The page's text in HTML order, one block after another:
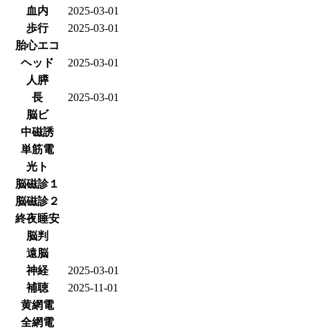
血内
2025-03-01
歩行
2025-03-01
胎心エコ
ヘッド
2025-03-01
人膵
長
2025-03-01
脳ビ
中磁誘
単筋電
光ト
脳磁診１
脳磁診２
終夜睡安
脳判
遠脳
神経
2025-03-01
補聴
2025-11-01
黄網電
全網電